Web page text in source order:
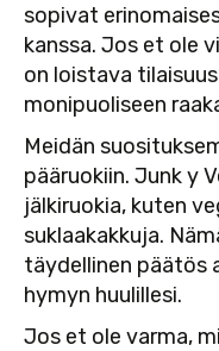
sopivat
kanssa. Jos et ole
on loistava
monipuoliseen
Meidän
pääruokiin. Junk y
jälkiruokia, kuten
suklaakakkuja.
täydellinen päätös
hymyn huulillesi.
Jos et ole varma,